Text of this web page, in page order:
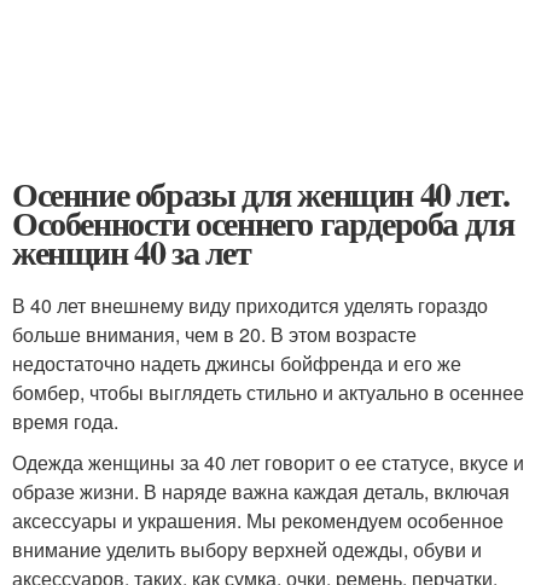
Осенние образы для женщин 40 лет.
Особенности осеннего гардероба для
женщин 40 за лет
В 40 лет внешнему виду приходится уделять гораздо
больше внимания, чем в 20. В этом возрасте
недостаточно надеть джинсы бойфренда и его же
бомбер, чтобы выглядеть стильно и актуально в осеннее
время года.
Одежда женщины за 40 лет говорит о ее статусе, вкусе и
образе жизни. В наряде важна каждая деталь, включая
аксессуары и украшения. Мы рекомендуем особенное
внимание уделить выбору верхней одежды, обуви и
аксессуаров, таких, как сумка, очки, ремень, перчатки,